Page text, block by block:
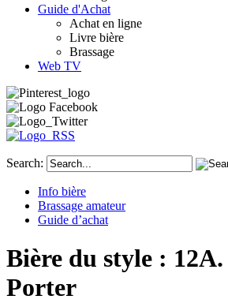
Guide d'Achat
Achat en ligne
Livre bière
Brassage
Web TV
Search:
Info bière
Brassage amateur
Guide d’achat
Bière du style :
Porter